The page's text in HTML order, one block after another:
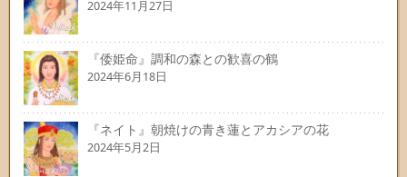
2024年11月27日
『倭姫命』調和の森との歓喜の鶴
2024年6月18日
『ネイト』朝焼けの青き蓮とアカシアの花
2024年5月2日